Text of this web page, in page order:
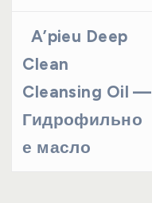
A’pieu Deep
Clean
Cleansing Oil —
Гидрофильно
е масло